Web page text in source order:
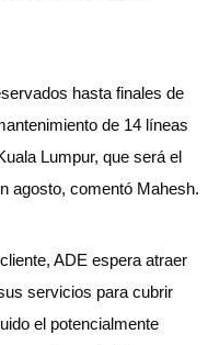
hasta finales de
de 14 líneas
Lumpur, que será el
agosto, comentó Mahesh.
ADE espera atraer
servicios para cubrir
el potencialmente